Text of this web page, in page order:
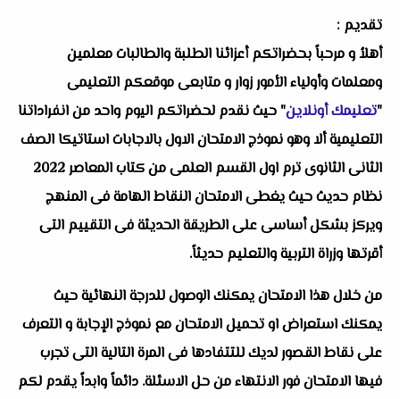
تقديم :
أهلاُ و مرحباً بحضراتكم أعزائنا الطلبة والطالبات معلمين
ومعلمات وأولياء الأمور زوار و متابعى موقعكم التعليمى
"تعليمك أونلاين" حيث نقدم لحضراتكم اليوم واحد من انفراداتنا
التعليمية ألا وهو نموذج الامتحان الاول بالاجابات استاتيكا الصف
الثانى الثانوى ترم اول القسم العلمى من كتاب المعاصر 2022
نظام حديث حيث يغطى الامتحان النقاط الهامة فى المنهج
ويركز بشكل أساسى على الطريقة الحديثة فى التقييم التى
أقرتها وزراة التربية والتعليم حديثاً.
من خلال هذا الامتحان يمكنك الوصول للدرجة النهائية حيث
يمكنك استعراض او تحميل الامتحان مع نموذج الإجابة و التعرف
على نقاط القصور لديك للتتفادها فى المرة التالية التى تجرب
فيها الامتحان فور الانتهاء من حل الاسئلة. دائماً وابداً يقدم لكم